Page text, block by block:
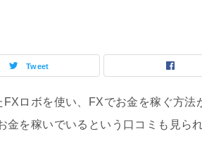
Tweet
FXロボを使い、FXでお金を稼ぐ方
金を稼いでいるという口コミも見られ